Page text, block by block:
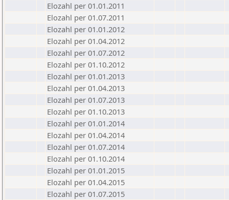
Elozahl per 01.01.2011
Elozahl per 01.07.2011
Elozahl per 01.01.2012
Elozahl per 01.04.2012
Elozahl per 01.07.2012
Elozahl per 01.10.2012
Elozahl per 01.01.2013
Elozahl per 01.04.2013
Elozahl per 01.07.2013
Elozahl per 01.10.2013
Elozahl per 01.01.2014
Elozahl per 01.04.2014
Elozahl per 01.07.2014
Elozahl per 01.10.2014
Elozahl per 01.01.2015
Elozahl per 01.04.2015
Elozahl per 01.07.2015